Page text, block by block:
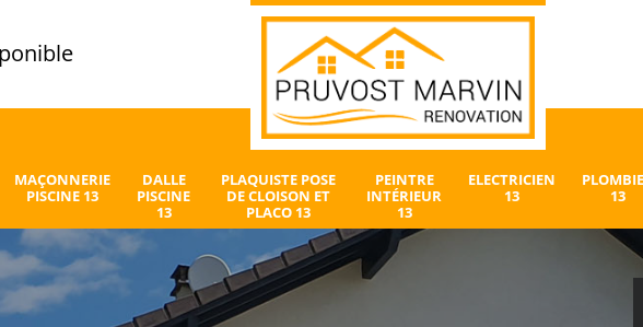
MAÇONNERIE
PISCINE 13
DALLE
PISCINE
13
PLAQUISTE POSE
DE CLOISON ET
PLACO 13
PEINTRE
INTÉRIEUR
13
ELECTRICIEN
13
13